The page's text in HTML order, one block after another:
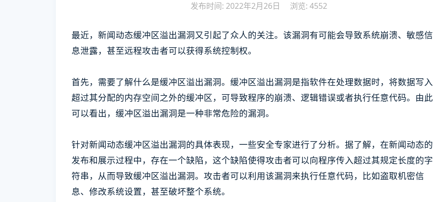
发布时间: 2022年2月26日 浏览: 4552
最近，新闻动态缓冲区溢出漏洞又引起了众人的关注。该漏洞有可能会导致系统崩溃、敏感信
息泄露，甚至远程攻击者可以获得系统控制权。
首先，需要了解什么是缓冲区溢出漏洞。缓冲区溢出漏洞是指软件在处理数据时，将数据写入
超过其分配的内存空间之外的缓冲区，可导致程序的崩溃、逻辑错误或者执行任意代码。由此
可以看出，缓冲区溢出漏洞是一种非常危险的漏洞。
针对新闻动态缓冲区溢出漏洞的具体表现，一些安全专家进行了分析。据了解，在新闻动态的
发布和展示过程中，存在一个缺陷，这个缺陷使得攻击者可以向程序传入超过其规定长度的字
符串，从而导致缓冲区溢出漏洞。攻击者可以利用该漏洞来执行任意代码，比如盗取机密信
息、修改系统设置，甚至破坏整个系统。